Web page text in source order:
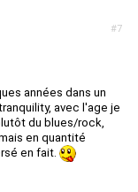
#7
années dans un
avec l'age je
du blues/rock,
en quantité
en fait.